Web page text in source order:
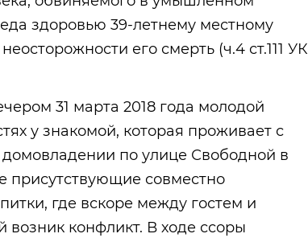
здоровью 39-летнему местному
его смерть (ч.4 ст.111 УК
31 марта 2018 года молодой
у знакомой, которая проживает с
по улице Свободной в
присутствующие совместно
где вскоре между гостем и
возник конфликт. В ходе ссоры